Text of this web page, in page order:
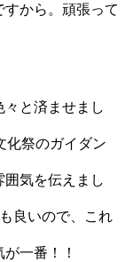
から。頑張って
と済ませまし
化祭のガイダン
気を伝えまし
良いので、これ
一番！！